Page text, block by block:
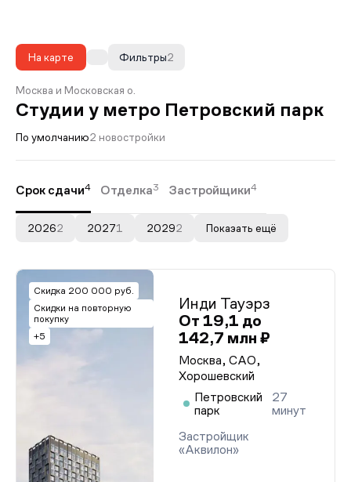
На карте 2
Фильтры
Москва и Московская о.
Студии у метро Петровский парк
По умолчанию2 новостройки
Срок сдачи4 Отделка3 Застройщики4
20262 20271 20292 Показать ещё
Скидка 200 000 руб.
Скидки на повторную
покупку
+5
Инди Тауэрз
От 19,1 до
142,7 млн ₽
Москва, САО,
Хорошевский
Петровский
парк
27
минут
Застройщик
«Аквилон»